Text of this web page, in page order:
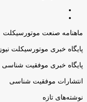
ماهنامه صنعت موتورسیکلت
پایگاه خبری موتورسیکلت نیوز
پایگاه خبری موفقیت شناسی
انتشارات موفقیت شناسی
نوشته‌های تازه